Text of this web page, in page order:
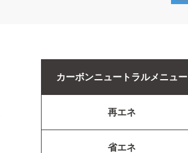
カーボンニュートラルメニュー
再エネ
省エネ